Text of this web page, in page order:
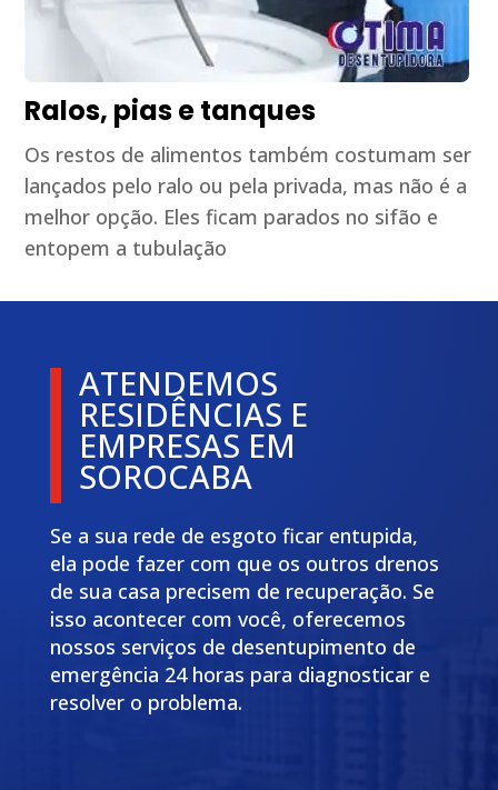
Ralos, pias e tanques
Os restos de alimentos também costumam ser
lançados pelo ralo ou pela privada, mas não é a
melhor opção. Eles ficam parados no sifão e
entopem a tubulação
ATENDEMOS
RESIDÊNCIAS E
EMPRESAS EM
SOROCABA
Se a sua rede de esgoto ficar entupida,
ela pode fazer com que os outros drenos
de sua casa precisem de recuperação. Se
isso acontecer com você, oferecemos
nossos serviços de desentupimento de
emergência 24 horas para diagnosticar e
resolver o problema.